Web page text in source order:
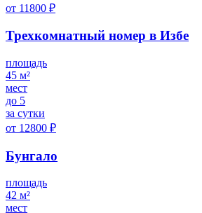
от 11800 ₽
Трехкомнатный номер в Избе
площадь
45 м²
мест
до 5
за сутки
от 12800 ₽
Бунгало
площадь
42 м²
мест